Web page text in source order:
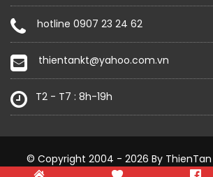
hotline 0907 23 24 62
thientankt@yahoo.com.vn
T2 - T7 : 8h-19h
© Copyright 2004 - 2026 By